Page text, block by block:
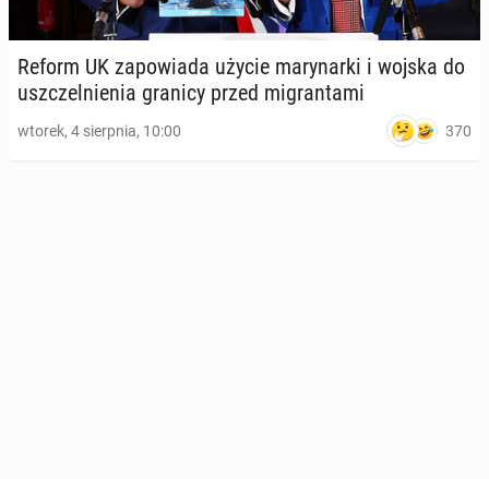
Reform UK za­po­wia­da użycie ma­ry­nar­ki i wojska do
uszczel­nie­nia granicy przed mi­gran­ta­mi
wtorek, 4 sierpnia, 10:00 370